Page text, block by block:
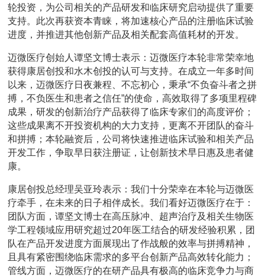
轮投资，为公司相关的产品研发和临床研究启动提供了重要
支持。此次再获资本青睐，将加速核心产品的注册临床试验
进度，并推进其他创新产品及相关配套高值耗材的开发。
迈微医疗创始人谭坚文博士表示：迈微医疗本轮非常荣幸地
获得康居创投和水木创投的认可与支持。在成立一年多时间
以来，迈微医疗日夜兼程、不忘初心，秉承“不负奋斗者之拼
搏，不负医生和患者之信任”的使命，高效取得了多项里程碑
成果，研发的创新治疗产品获得了临床专家们的高度评价；
这些成果离不开投资机构的大力支持，更离不开团队的奋斗
和拼搏；本轮融资后，公司将快速推进临床试验和相关产品
开发工作，争取早日获注册证，让创新技术早日惠及患者健
康。
康居创投总经理吴亚玲表示：我们十分荣幸在本轮与迈微医
疗牵手，在未来的日子相伴成长。我们看好迈微医疗在于：
团队方面，谭坚文博士在高压脉冲、超声治疗及相关生物医
学工程领域应用研究超过20年医工结合的研发经验积累，团
队在产品开发进度方面展现出了作战般的效率与拼搏精神，
且具有紧密围绕临床需求的多平台创新产品高效转化能力；
管线方面，迈微医疗的在研产品具有极高的临床竞争力与商